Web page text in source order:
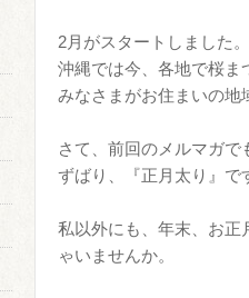
2月がスタートしました。
沖縄では今、各地で桜ま
みなさまがお住まいの地
さて、前回のメルマガで
ずばり、『正月太り』で
私以外にも、年末、お正
ゃいませんか。